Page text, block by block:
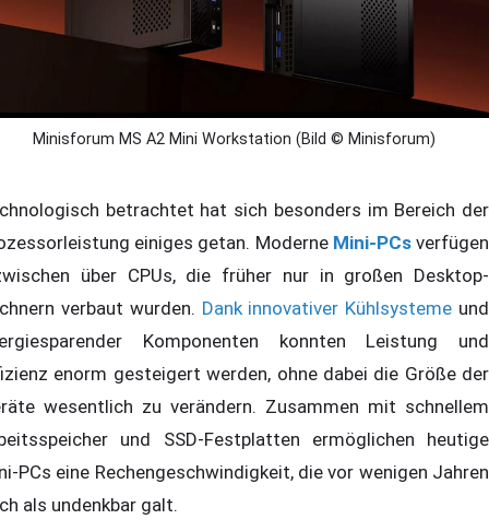
Minisforum MS A2 Mini Workstation (Bild © Minisforum)
betrachtet hat sich besonders im Bereich der
einiges getan. Moderne Mini-PCsverfügen
über CPUs, die früher nur in großen Desktop-
verbaut wurden. Dank innovativer Kühlsysteme und
Komponenten konnten Leistung und
enorm gesteigert werden, ohne dabei die Größe der
wesentlich zu verändern. Zusammen mit schnellem
und SSD-Festplatten ermöglichen heutige
PCs eine Rechengeschwindigkeit, die vor wenigen Jahren
als undenkbar galt.